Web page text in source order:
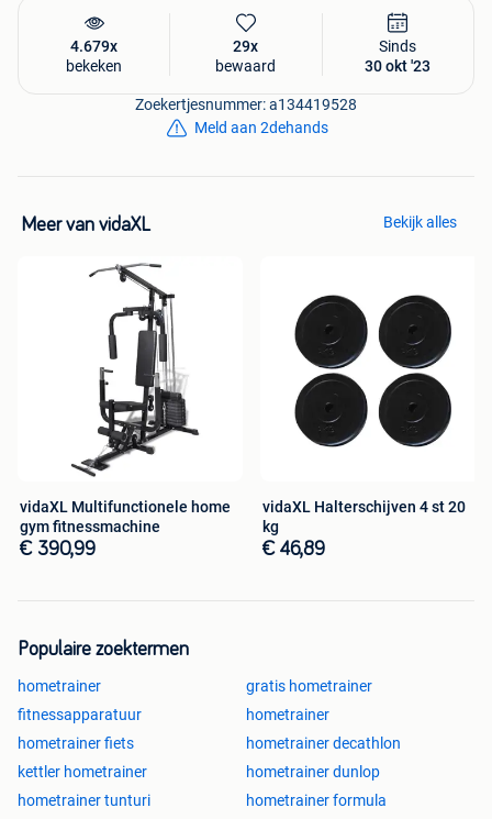
4.679x
bekeken
29x
bewaard
Sinds
30 okt '23
Zoekertjesnummer: a134419528
Meld aan 2dehands
Meer van vidaXL Bekijk alles
vidaXL Multifunctionele home
gym fitnessmachine
€ 390,99
vidaXL Halterschijven 4 st 20
kg
€ 46,89
Populaire zoektermen
hometrainer
gratis hometrainer
fitnessapparatuur
hometrainer
hometrainer fiets
hometrainer decathlon
kettler hometrainer
hometrainer dunlop
hometrainer tunturi
hometrainer formula